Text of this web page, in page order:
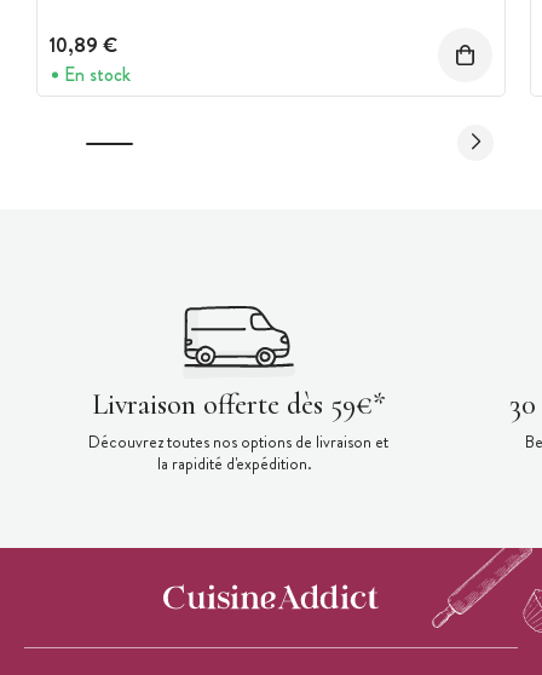
10,89 €
En stock
Livraison offerte dès 59€*
Découvrez toutes nos options de livraison et
la rapidité d'expédition.